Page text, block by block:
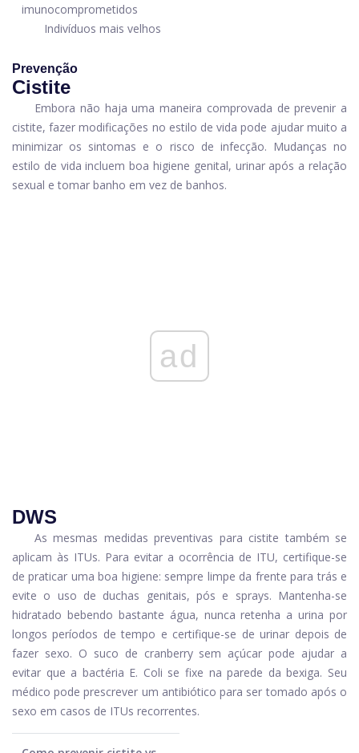
imunocomprometidos
Indivíduos mais velhos
Prevenção
Cistite
Embora não haja uma maneira comprovada de prevenir a
cistite, fazer modificações no estilo de vida pode ajudar muito a
minimizar os sintomas e o risco de infecção. Mudanças no
estilo de vida incluem boa higiene genital, urinar após a relação
sexual e tomar banho em vez de banhos.
ad
DWS
As mesmas medidas preventivas para cistite também se
aplicam às ITUs. Para evitar a ocorrência de ITU, certifique-se
de praticar uma boa higiene: sempre limpe da frente para trás e
evite o uso de duchas genitais, pós e sprays. Mantenha-se
hidratado bebendo bastante água, nunca retenha a urina por
longos períodos de tempo e certifique-se de urinar depois de
fazer sexo. O suco de cranberry sem açúcar pode ajudar a
evitar que a bactéria E. Coli se fixe na parede da bexiga. Seu
médico pode prescrever um antibiótico para ser tomado após o
sexo em casos de ITUs recorrentes.